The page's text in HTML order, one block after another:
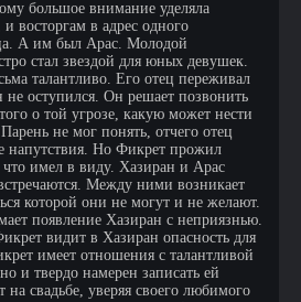
большое внимание уделяла
восторгам в адрес одного
А им был Арас. Молодой
стал звездой для юных девушек.
талантливо. Его отец переживал
не оступился. Он решает позвонить
о той угрозе, какую может нести
не мог понять, отчего отец
напутствия. Но Фикрет прожил
имел в виду. Хазиран и Арас
Между ними возникает
которой они не могут и не желают.
появление Хазиран с неприязнью.
видит в Хазиран опасность для
имеет отношения с талантливой
и твердо намерен записать ей
на свадьбе, уверяя своего любимого